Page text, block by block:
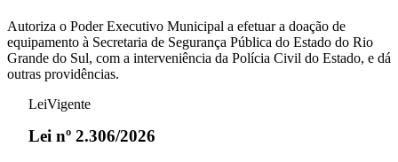
Autoriza o Poder Executivo Municipal a efetuar a doação de
equipamento à Secretaria de Segurança Pública do Estado do Rio
Grande do Sul, com a interveniência da Polícia Civil do Estado, e dá
outras providências.
LeiVigente
Lei nº 2.306/2026